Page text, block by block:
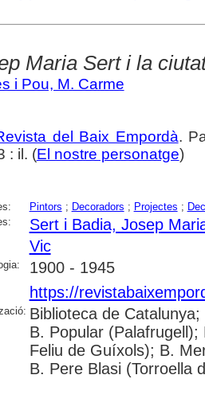
Maria Sert i la
i Pou, M. Carme
del Baix Empordà.
: il. (El nostre personatge)
Pintors ; Decoradors ; Projectes ;
Sert i Badia, Josep
Vic
1900 - 1945
https://
Biblioteca de
B. Popular
Feliu de Guíxols); B.
B. Pere Blasi (Torroella